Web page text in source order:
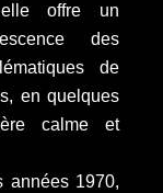
elle offre un
des
de
en quelques
calme et
années 1970,